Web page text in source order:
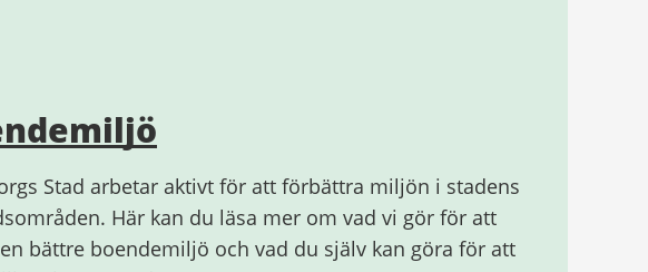
Stad arbetar aktivt för att förbättra miljön i stadens
Här kan du läsa mer om vad vi gör för att
bättre boendemiljö och vad du själv kan göra för att